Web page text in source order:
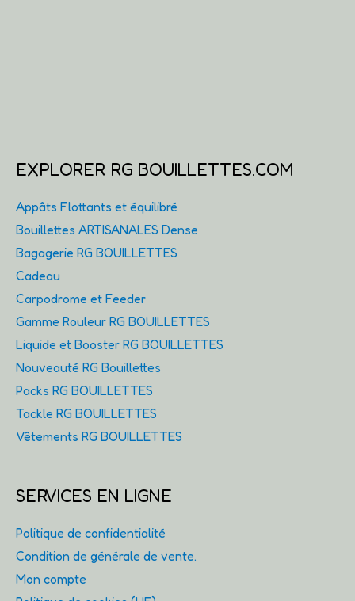
EXPLORER RG BOUILLETTES.COM
Appâts Flottants et équilibré
Bouillettes ARTISANALES Dense
Bagagerie RG BOUILLETTES
Cadeau
Carpodrome et Feeder
Gamme Rouleur RG BOUILLETTES
Liquide et Booster RG BOUILLETTES
Nouveauté RG Bouillettes
Packs RG BOUILLETTES
Tackle RG BOUILLETTES
Vêtements RG BOUILLETTES
SERVICES EN LIGNE
Politique de confidentialité
Condition de générale de vente.
Mon compte